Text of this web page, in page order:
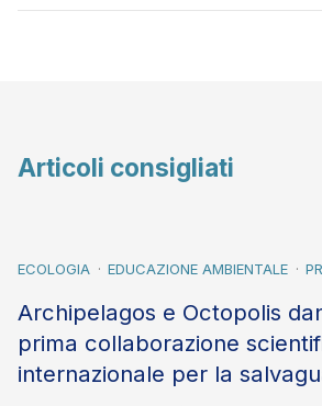
Articoli consigliati
ECOLOGIA EDUCAZIONE AMBIENTALE
Archipelagos e Octopolis
prima collaborazione
internazionale per la